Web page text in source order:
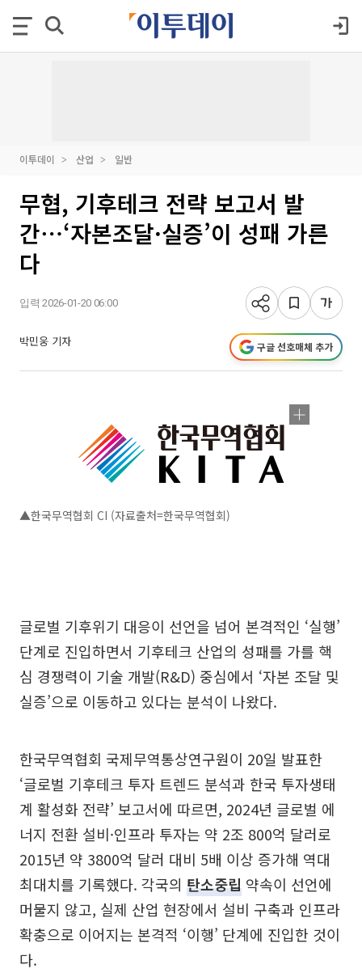
이투데이 산업 일반
무협, 기후테크 전략 보고서 발
간⋯‘자본조달·실증’이 성패 가른
다
입력 2026-01-20 06:00
박민웅 기자 구글 선호매체 추가
▲한국무역협회 CI (자료출처=한국무역협회)
글로벌 기후위기 대응이 선언을 넘어 본격적인 ‘실행’
단계로 진입하면서 기후테크 산업의 성패를 가를 핵
심 경쟁력이 기술 개발(R&D) 중심에서 ‘자본 조달 및
실증’으로 이동하고 있다는 분석이 나왔다.
한국무역협회 국제무역통상연구원이 20일 발표한
‘글로벌 기후테크 투자 트렌드 분석과 한국 투자생태
계 활성화 전략’ 보고서에 따르면, 2024년 글로벌 에
너지 전환 설비·인프라 투자는 약 2조 800억 달러로
2015년 약 3800억 달러 대비 5배 이상 증가해 역대
최대치를 기록했다. 각국의 탄소중립 약속이 선언에
머물지 않고, 실제 산업 현장에서 설비 구축과 인프라
확충으로 이어지는 본격적 ‘이행’ 단계에 진입한 것이
다.